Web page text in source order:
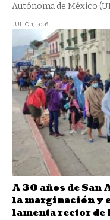
Autónoma de México
JULIO 1, 2026
A 30 años de San
la marginación y
lamenta rector de